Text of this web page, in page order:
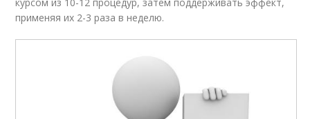
применяя их 2-3 раза в неделю.